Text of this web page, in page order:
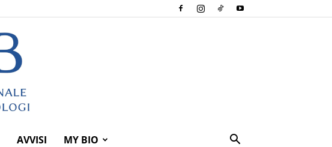
AVVISI MY BIO